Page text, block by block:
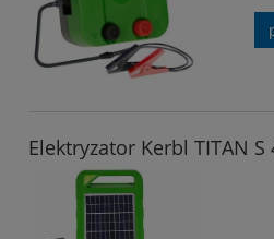
Elektryzator Kerbl TITAN S